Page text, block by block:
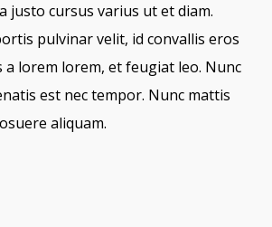
justo cursus varius ut et diam.
pulvinar velit, id convallis eros
a lorem lorem, et feugiat leo. Nunc
est nec tempor. Nunc mattis
aliquam.